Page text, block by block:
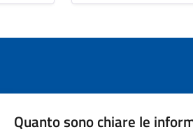
Quanto sono chiare le